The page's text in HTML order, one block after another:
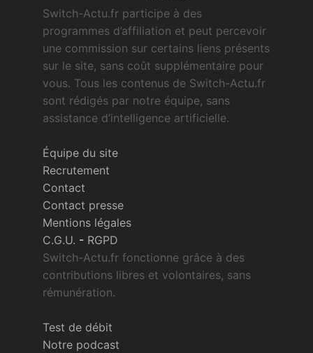
Switch-Actu.fr participe à des
programmes d’affiliation et peut percevoir
une commission sur certains liens présents
sur le site, sans coût supplémentaire pour
vous. Tous les contenus de Switch-Actu.fr
sont rédigés par notre équipe, sans
assistance d’intelligence artificielle.
Équipe du site
Recrutement
Contact
Contact presse
Mentions légales
C.G.U. - RGPD
Switch-Actu.fr fonctionne grâce à des
contributions libres et volontaires, sans
rémunération.
Test de débit
Notre podcast